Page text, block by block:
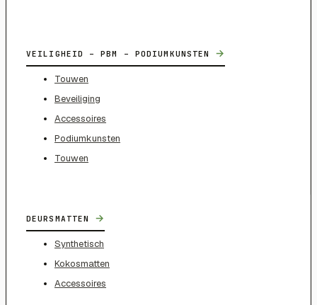
VEILIGHEID – PBM – PODIUMKUNSTEN →
Touwen
Beveiliging
Accessoires
Podiumkunsten
Touwen
DEURSMATTEN →
Synthetisch
Kokosmatten
Accessoires